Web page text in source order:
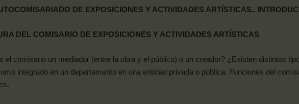
DE EXPOSICIONES Y ACTIVIDADES ARTÍSTICAS..
DEL COMISARIO DE EXPOSICIONES Y ACTIVIDADES ARTÍSTICAS
el comisario un mediador (entre la obra y el público) o un creador? ¿Existen distintos
integrado en un departamento en una entidad privada o pública. Funciones del